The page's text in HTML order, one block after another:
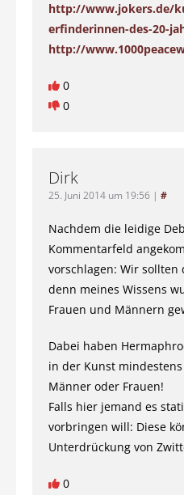
http://www.jokers.de/
erfinderinnen-des-20-
http://
0
0
Dirk
25. Juni 2014 um 19:56 | #
Nachdem die leidige
Kommentarfeld
vorschlagen: Wir
denn meines Wissens
Frauen und Männern
Dabei haben
in der Kunst
Männer oder Frauen!
Falls hier jemand es
vorbringen will: Diese
Unterdrückung von
0